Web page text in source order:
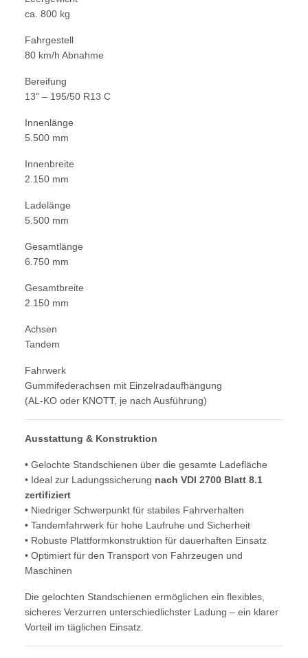
ca. 800 kg
Fahrgestell
80 km/h Abnahme
Bereifung
13" – 195/50 R13 C
Innenlänge
5.500 mm
Innenbreite
2.150 mm
Ladelänge
5.500 mm
Gesamtlänge
6.750 mm
Gesamtbreite
2.150 mm
Achsen
Tandem
Fahrwerk
Gummifederachsen mit Einzelradaufhängung
(AL-KO oder KNOTT, je nach Ausführung)
Ausstattung & Konstruktion
• Gelochte Standschienen über die gesamte Ladefläche
• Ideal zur Ladungssicherung nach VDI 2700 Blatt 8.1
zertifiziert
• Niedriger Schwerpunkt für stabiles Fahrverhalten
• Tandemfahrwerk für hohe Laufruhe und Sicherheit
• Robuste Plattformkonstruktion für dauerhaften Einsatz
• Optimiert für den Transport von Fahrzeugen und
Maschinen
Die gelochten Standschienen ermöglichen ein flexibles,
sicheres Verzurren unterschiedlichster Ladung – ein klarer
Vorteil im täglichen Einsatz.